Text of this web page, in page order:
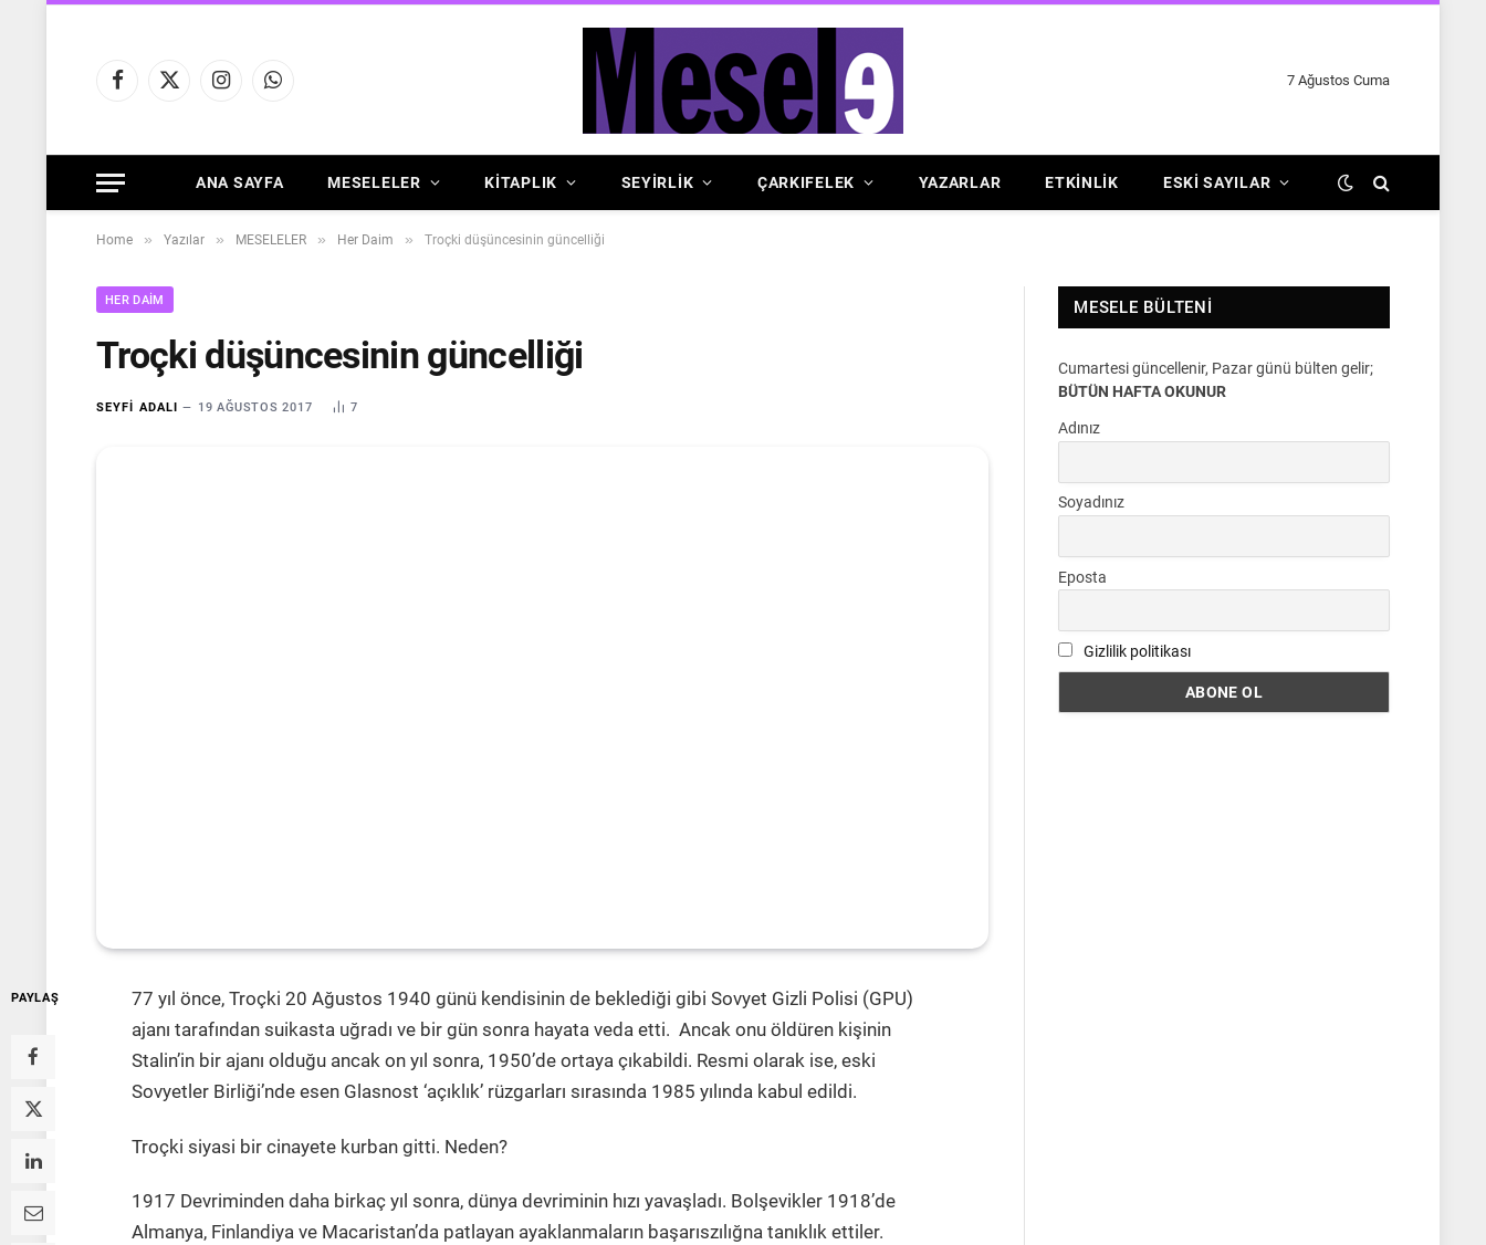
Facebook
X
InstagramWhatsApp
7 Ağustos Cuma
ANA SAYFA MESELELER KİTAPLIK SEYİRLİK ÇARKIFELEK YAZARLAR ETKINLIK ESKI SAYILAR
Home » Yazılar » MESELELER » Her Daim » Troçki düşüncesinin güncelliği
HER DAIM
Troçki düşüncesinin güncelliği
SEYFI ADALI 19 AĞUSTOS 2017 7
PAYLAŞ
77 yıl önce, Troçki 20 Ağustos 1940 günü kendisinin de beklediği gibi Sovyet Gizli Polisi (GPU)
ajanı tarafından suikasta uğradı ve bir gün sonra hayata veda etti. Ancak onu öldüren kişinin
Stalin’in bir ajanı olduğu ancak on yıl sonra, 1950’de ortaya çıkabildi. Resmi olarak ise, eski
Sovyetler Birliği’nde esen Glasnost ‘açıklık’ rüzgarları sırasında 1985 yılında kabul edildi.
Troçki siyasi bir cinayete kurban gitti. Neden?
1917 Devriminden daha birkaç yıl sonra, dünya devriminin hızı yavaşladı. Bolşevikler 1918’de
Almanya, Finlandiya ve Macaristan’da patlayan ayaklanmaların başarıszılığna tanıklık ettiler.
MESELE BÜLTENI
Cumartesi güncellenir, Pazar günü bülten gelir;
BÜTÜN HAFTA OKUNUR
Adınız
Soyadınız
Eposta
Gizlilik politikası